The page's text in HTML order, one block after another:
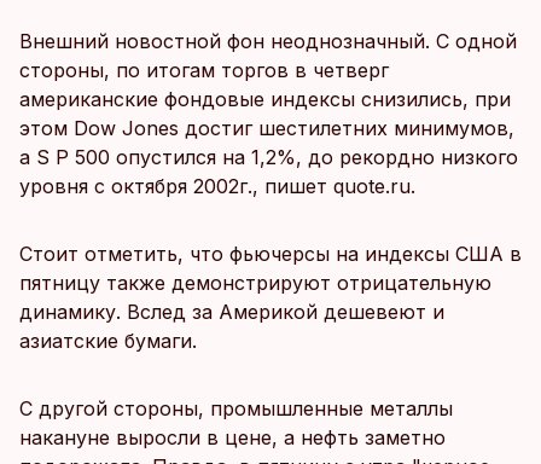
Внешний новостной фон неоднозначный. С одной
стороны, по итогам торгов в четверг
американские фондовые индексы снизились, при
этом Dow Jones достиг шестилетних минимумов,
а S P 500 опустился на 1,2%, до рекордно низкого
уровня с октября 2002г., пишет quote.ru.
Стоит отметить, что фьючерсы на индексы США в
пятницу также демонстрируют отрицательную
динамику. Вслед за Америкой дешевеют и
азиатские бумаги.
С другой стороны, промышленные металлы
накануне выросли в цене, а нефть заметно